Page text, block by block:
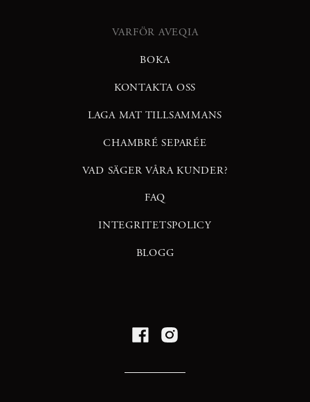
VARFÖR AVEQIA
BOKA
KONTAKTA OSS
LAGA MAT TILLSAMMANS
CHAMBRÉ SEPARÉE
VAD SÄGER VÅRA KUNDER?
FAQ
INTEGRITETSPOLICY
BLOGG